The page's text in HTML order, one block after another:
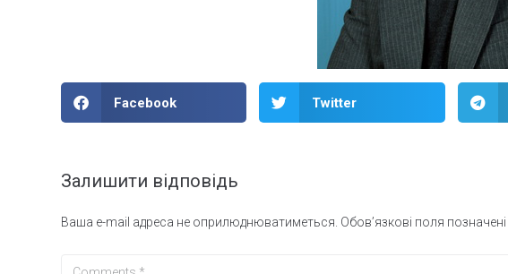
Facebook Twitter
Залишити відповідь
Ваша e-mail адреса не оприлюднюватиметься. Обов’язкові поля позначені